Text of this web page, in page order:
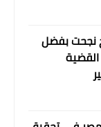
نجحت بفضل